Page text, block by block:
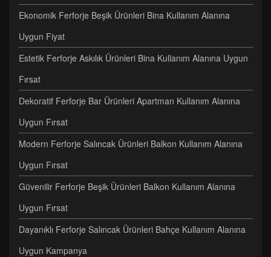
Ekonomik Ferforje Beşik Ürünleri Bina Kullanım Alanına
Uygun Fiyat
Estetik Ferforje Askılık Ürünleri Bina Kullanım Alanına Uygun
Fırsat
Dekoratif Ferforje Bar Ürünleri Apartman Kullanım Alanına
Uygun Fırsat
Modern Ferforje Salıncak Ürünleri Balkon Kullanım Alanına
Uygun Fırsat
Güvenilir Ferforje Beşik Ürünleri Balkon Kullanım Alanına
Uygun Fırsat
Dayanıklı Ferforje Salıncak Ürünleri Bahçe Kullanım Alanına
Uygun Kampanya